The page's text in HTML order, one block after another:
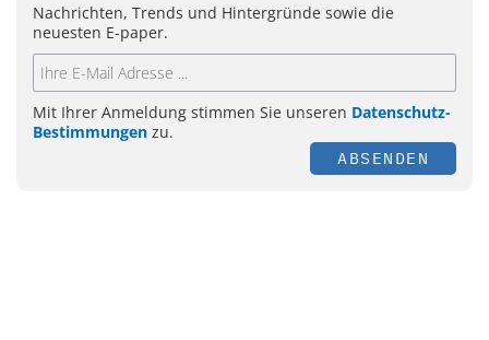
Nachrichten, Trends und Hintergründe sowie die
neuesten E-paper.
Mit Ihrer Anmeldung stimmen Sie unseren Datenschutz-
Bestimmungen zu.
ABSENDEN